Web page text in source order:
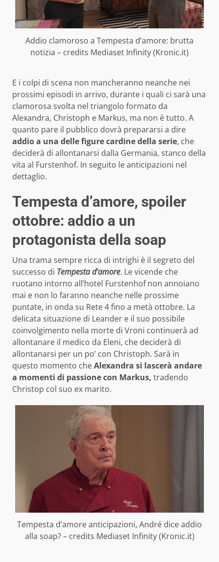
Addio clamoroso a Tempesta d’amore: brutta
notizia – credits Mediaset Infinity (Kronic.it)
E i colpi di scena non mancheranno neanche nei
prossimi episodi in arrivo, durante i quali ci sarà una
clamorosa svolta nel triangolo formato da
Alexandra, Christoph e Markus, ma non è tutto. A
quanto pare il pubblico dovrà prepararsi a dire
addio a una delle figure cardine della serie, che
deciderà di allontanarsi dalla Germania, stanco della
vita al Furstenhof. In seguito le anticipazioni nel
dettaglio.
Tempesta d’amore, spoiler
ottobre: addio a un
protagonista della soap
Una trama sempre ricca di intrighi è il segreto del
successo di Tempesta d’amore. Le vicende che
ruotano intorno all’hotel Furstenhof non annoiano
mai e non lo faranno neanche nelle prossime
puntate, in onda su Rete 4 fino a metà ottobre. La
delicata situazione di Leander e il suo possibile
coinvolgimento nella morte di Vroni continuerà ad
allontanare il medico da Eleni, che deciderà di
allontanarsi per un po’ con Christoph. Sarà in
questo momento cheAlexandra si lascerà andare
a momenti di passione con Markus, tradendo
Christop col suo ex marito.
Tempesta d’amore anticipazioni, André dice addio
alla soap? – credits Mediaset Infinity (Kronic.it)